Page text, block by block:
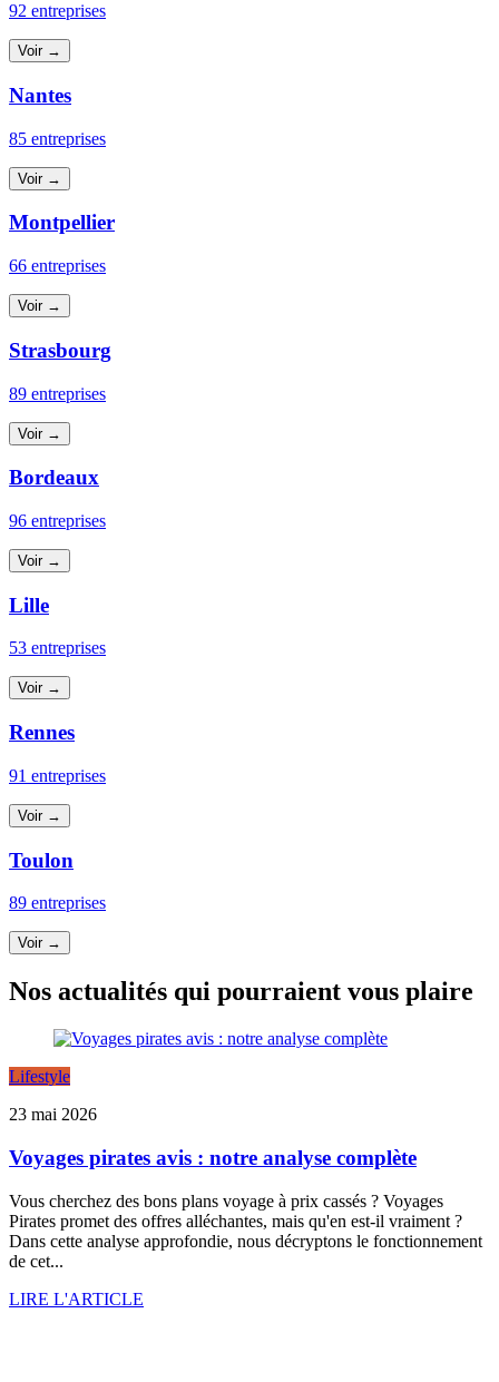
92 entreprises
Voir →
Nantes
85 entreprises
Voir →
Montpellier
66 entreprises
Voir →
Strasbourg
89 entreprises
Voir →
Bordeaux
96 entreprises
Voir →
Lille
53 entreprises
Voir →
Rennes
91 entreprises
Voir →
Toulon
89 entreprises
Voir →
Nos actualités qui pourraient vous plaire
Lifestyle
23 mai 2026
Voyages pirates avis : notre analyse complète
Vous cherchez des bons plans voyage à prix cassés ? Voyages
Pirates promet des offres alléchantes, mais qu'en est-il vraiment ?
Dans cette analyse approfondie, nous décryptons le fonctionnement
de cet...
LIRE L'ARTICLE